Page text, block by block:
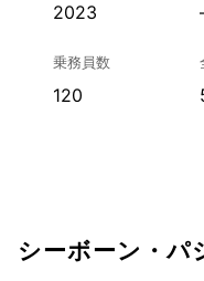
2023
乗務員数
120
シーボーン・パ